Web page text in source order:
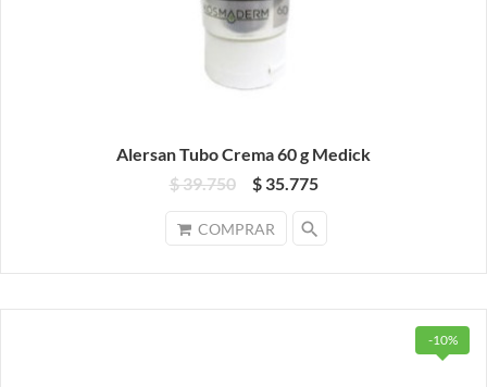
Alersan Tubo Crema 60 g Medick
$ 39.750
$ 35.775
COMPRAR search
-10%